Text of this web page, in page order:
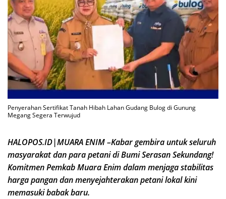
Penyerahan Sertifikat Tanah Hibah Lahan Gudang Bulog di Gunung
Megang Segera Terwujud
HALOPOS.ID|MUARA ENIM –Kabar gembira untuk seluruh
masyarakat dan para petani di Bumi Serasan Sekundang!
Komitmen Pemkab Muara Enim dalam menjaga stabilitas
harga pangan dan menyejahterakan petani lokal kini
memasuki babak baru.